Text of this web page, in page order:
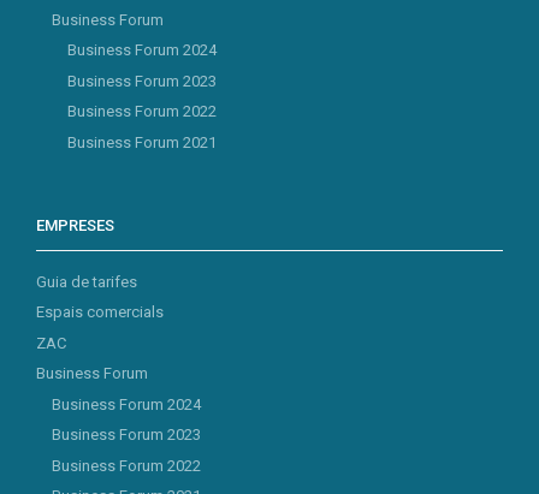
Business Forum
Business Forum 2024
Business Forum 2023
Business Forum 2022
Business Forum 2021
EMPRESES
Guia de tarifes
Espais comercials
ZAC
Business Forum
Business Forum 2024
Business Forum 2023
Business Forum 2022